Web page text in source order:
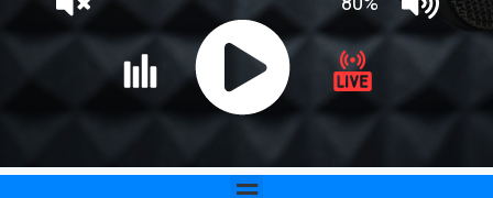
Menu